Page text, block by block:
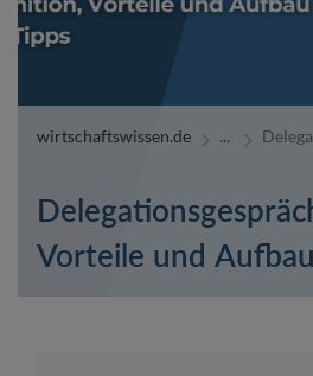
wirtschaftswissen.de
Vorteile und